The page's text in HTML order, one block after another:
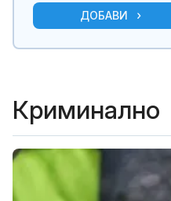
ДОБАВИ
Криминално